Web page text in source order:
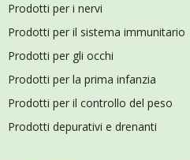
Prodotti per i nervi
Prodotti per il sistema immunitario
Prodotti per gli occhi
Prodotti per la prima infanzia
Prodotti per il controllo del peso
Prodotti depurativi e drenanti